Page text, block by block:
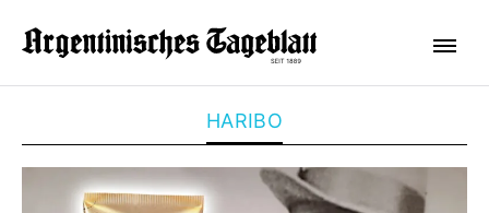
HARIBO